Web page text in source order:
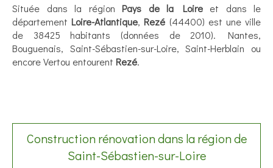
Située dans la région Pays de la Loireet dans le
départementLoire-Atlantique,Rezé (44400) est une ville
de 38425 habitants (données de 2010). Nantes,
Bouguenais, Saint-Sébastien-sur-Loire, Saint-Herblain ou
encore Vertou entourent Rezé.
Construction rénovation dans la région de
Saint-Sébastien-sur-Loire